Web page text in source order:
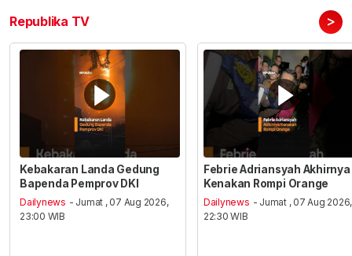
Republika TV >
Kebakaran Landa Gedung
Bapenda Pemprov DKI
Dailynews - Jumat , 07 Aug 2026,
23:00 WIB
Febrie Adriansyah Akhirnya
Kenakan Rompi Orange
Dailynews - Jumat , 07 Aug 2026,
22:30 WIB